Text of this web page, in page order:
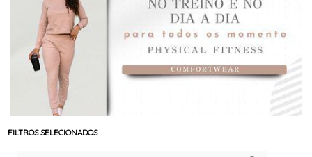
FILTROS SELECIONADOS